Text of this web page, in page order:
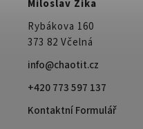
Miloslav Zíka
Rybákova 160
373 82 Včelná
info@chaotit.cz
+420 773 597 137
Kontaktní Formulář